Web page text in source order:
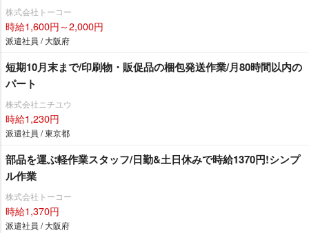
株式会社トーコー
時給1,600円～2,000円
派遣社員 / 大阪府
短期10月末まで/印刷物・販促品の梱包発送作業/月80時間以内の
パート
株式会社ニチユウ
時給1,230円
派遣社員 / 東京都
部品を運ぶ軽作業スタッフ/日勤&土日休みで時給1370円!シンプ
ル作業
株式会社トーコー
時給1,370円
派遣社員 / 大阪府